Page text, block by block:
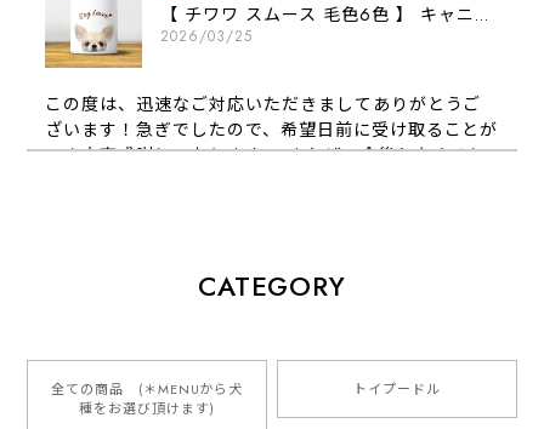
【 チワワ スムース 毛色6色 】 キャニスター 保存容器 お家用 プレゼント 犬 ペット うちの子 犬グッズ
2026/03/25
この度は、迅速なご対応いただきましてありがとうご
ざいます！急ぎでしたので、希望日前に受け取ることが
でき大変感謝しております！ またぜひ今後ともよろし
2026/01/16
とっても可愛くて、わんちゃんの名前や電話番号も分か
りやすくて最高です！ ありがとうございました❁⃘*.ﾟ
ご縁がありましたら、またよろしくお願いいたします。
CATEGORY
全ての商品 (＊MENUから犬
種をお選び頂けます)
トイプードル